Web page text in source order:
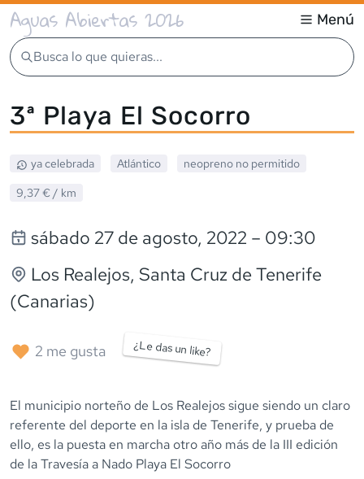
Aguas Abiertas 2026 Menú
Busca lo que quieras...
3ª Playa El Socorro
ya celebrada Atlántico neopreno no permitido
9,37 € / km
sábado 27 de agosto, 2022 – 09:30
Los Realejos, Santa Cruz de Tenerife
(Canarias)
2 me gusta ¿Le das un like?
El municipio norteño de Los Realejos sigue siendo un claro
referente del deporte en la isla de Tenerife, y prueba de
ello, es la puesta en marcha otro año más de la III edición
de la Travesía a Nado Playa El Socorro